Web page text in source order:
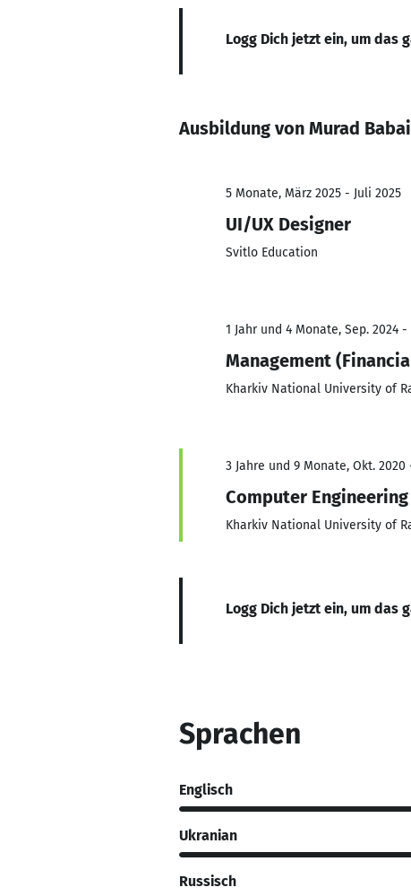
Logg Dich jetzt ein, um das
Ausbildung von Murad
5 Monate, März 2025 - Juli 2025
UI/UX Designer
Svitlo Education
1 Jahr und 4 Monate, Sep. 2024 -
Management
Kharkiv National University of
3 Jahre und 9 Monate, Okt. 2020
Computer Engineering
Kharkiv National University of
Logg Dich jetzt ein, um das
Sprachen
Englisch
Ukranian
Russisch